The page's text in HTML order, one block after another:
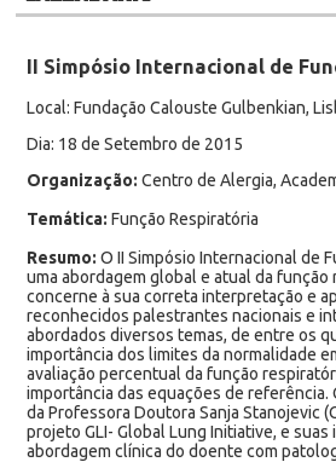
II Simpósio Internacional de
Local: Fundação Calouste Gulbenkian,
Dia: 18 de Setembro de 2015
Organização: Centro de Alergia,
Temática: Função Respiratória
Resumo: O II Simpósio Internacional de
uma abordagem global e atual da função
concerne à sua correta interpretação e
reconhecidos palestrantes nacionais e
abordados diversos temas, de entre os
importância dos limites da normalidade
avaliação percentual da função
importância das equações de referência.
da Professora Doutora Sanja Stanojevic
projeto GLI- Global Lung Initiative, e suas
abordagem clínica do doente com